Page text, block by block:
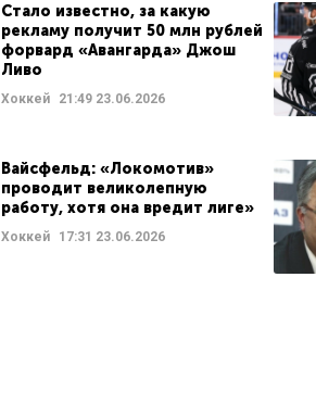
Стало известно, за какую
рекламу получит 50 млн рублей
форвард «Авангарда» Джош
Ливо
Хоккей 21:4923.06.2026
Вайсфельд: «Локомотив»
проводит великолепную
работу, хотя она вредит лиге»
Хоккей 17:31 23.06.2026